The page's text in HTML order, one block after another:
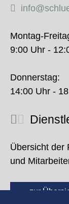
Montag-
9:00 Uhr -
Donnerstag:
14:00 Uhr -
Übersicht der
und
zur